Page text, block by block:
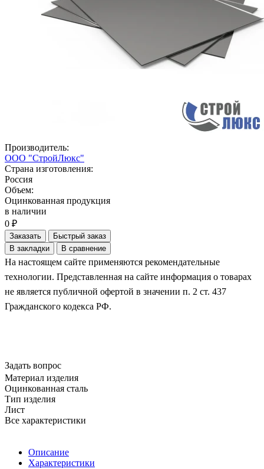
Производитель:
ООО "СтройЛюкс"
Страна изготовления:
Россия
Объем:
Оцинкованная продукция
в наличии
0 ₽
Заказать
Быстрый заказ
В закладки
В сравнение
На настоящем сайте применяются рекомендательные
технологии. Представленная на сайте информация о товарах
не является публичной офертой в значении п. 2 ст. 437
Гражданского кодекса РФ.
Задать вопрос
Материал изделия
Оцинкованная сталь
Тип изделия
Лист
Все характеристики
Описание
Характеристики